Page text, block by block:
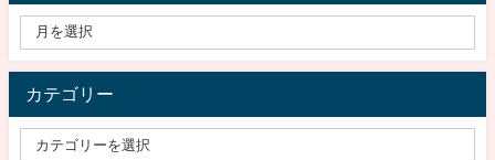
カテゴリー